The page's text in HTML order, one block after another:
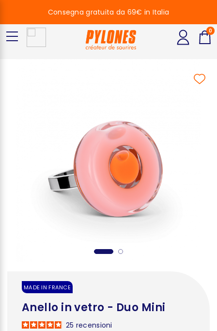
MADE IN FRANCE
Anello in vetro - Duo Mini
25 recensioni
Consegna gratuita da 69€ in Italia
0